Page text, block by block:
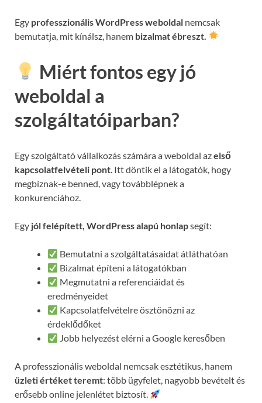
Egy professzionális WordPress weboldal nemcsak
bemutatja, mit kínálsz, hanem bizalmat ébreszt.
Miért fontos egy jó
weboldal a
szolgáltatóiparban?
Egy szolgáltató vállalkozás számára a weboldal azelső
kapcsolatfelvételi pont. Itt döntik el a látogatók, hogy
megbíznak-e benned, vagy továbblépnek a
konkurenciához.
Egy jól felépített, WordPress alapú honlapsegít:
Bemutatni a szolgáltatásaidat átláthatóan
Bizalmat építeni a látogatókban
Megmutatni a referenciáidat és
eredményeidet
Kapcsolatfelvételre ösztönözni az
érdeklődőket
Jobb helyezést elérni a Google keresőben
A professzionális weboldal nemcsak esztétikus, hanem
üzleti értéket teremt: több ügyfelet, nagyobb bevételt és
erősebb online jelenlétet biztosít.